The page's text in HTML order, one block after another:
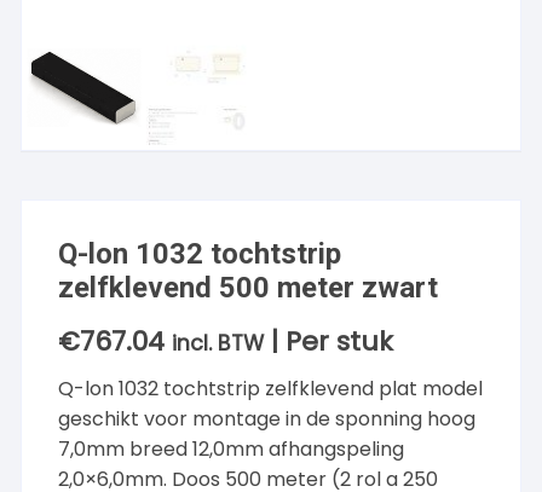
Q-lon 1032 tochtstrip
zelfklevend 500 meter zwart
€767.04 incl. BTW | Per stuk
Q-lon 1032 tochtstrip zelfklevend plat model
geschikt voor montage in de sponning hoog
7,0mm breed 12,0mm afhangspeling
2,0×6,0mm. Doos 500 meter (2 rol a 250